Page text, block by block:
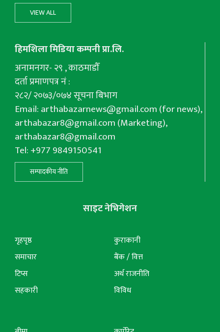
VIEW ALL
हिमशिला मिडिया कम्पनी प्रा.लि.
अनामनगर- २९ , काठमाडौँ
दर्ता प्रमाणपत्र नं :
२८२/ २०७३/०७४ सूचना बिभाग
Email:arthabazarnews@gmail.com(for news),
arthabazar8@gmail.com(Marketing),
arthabazar8@gmail.com
Tel: +977 9849150541
सम्पादकीय नीति
साइट नेभिगेशन
गृहपृष्ठ
समाचार
टिप्स
सहकारी
कुराकानी
बैंक / वित्त
अर्थ राजनीति
विविध